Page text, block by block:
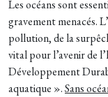
Les océans sont
gravement menacés.
pollution, de la
vital pour l’avenir de
Développement
aquatique ».Sans